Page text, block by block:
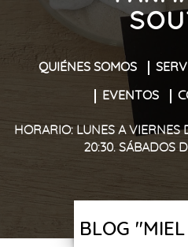
QUIÉNES SOMOS
EVENTOS
HORARIO: LUNES A VIERNES
20:30. SÁBADOS
BLOG